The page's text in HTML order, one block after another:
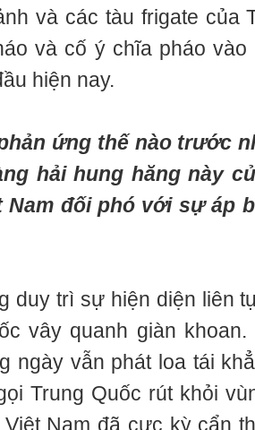
và các tàu frigate của
và cố ý chĩa pháo vào
hiện nay.
ứng thế nào trước
hải hung hăng này
Nam đối phó với sự áp
duy trì sự hiện diện liên
vây quanh giàn
ngày vẫn phát loa tái
Trung Quốc rút khỏi
Việt Nam đã cực kỳ cẩn